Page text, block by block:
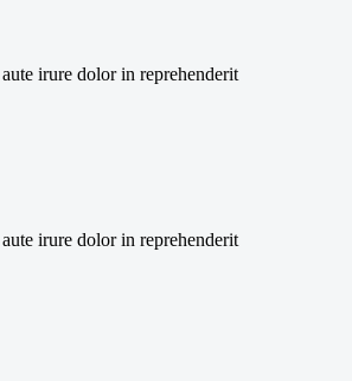
irure dolor in reprehenderit
irure dolor in reprehenderit